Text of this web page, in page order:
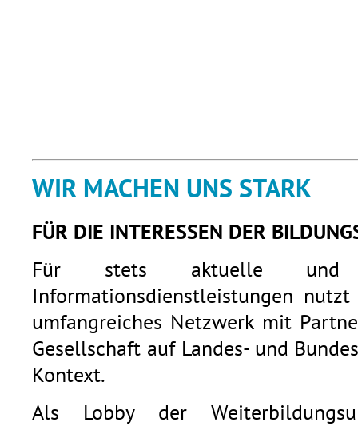
WIR MACHEN UNS STARK
FÜR DIE INTERESSEN DER
Für stets aktuelle und
Informationsdienstleistungen
umfangreiches Netzwerk mit
Gesellschaft auf Landes- und
Kontext.
Als Lobby der